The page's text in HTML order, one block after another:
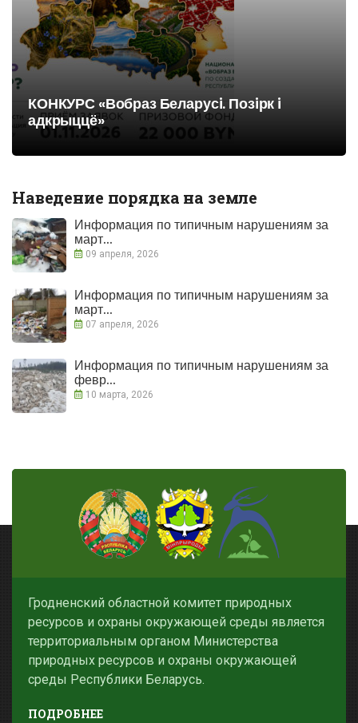
КОНКУРС «Вобраз Беларусi. Позiрк i
адкрыццё»
Наведение порядка на земле
Информация по типичным нарушениям за
март...
09 апреля, 2026
Информация по типичным нарушениям за
март...
07 апреля, 2026
Информация по типичным нарушениям за
февр...
10 марта, 2026
Гродненский областной комитет природных
ресурсов и охраны окружающей среды является
территориальным органом Министерства
природных ресурсов и охраны окружающей
среды Республики Беларусь.
ПОДРОБНЕЕ